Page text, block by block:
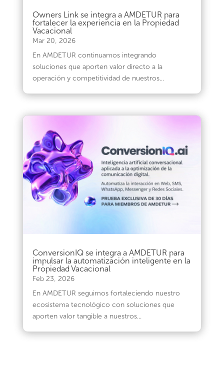
Owners Link se integra a AMDETUR para
fortalecer la experiencia en la Propiedad
Vacacional
Mar 20, 2026
En AMDETUR continuamos integrando
soluciones que aporten valor directo a la
operación y competitividad de nuestros...
ConversionIQ se integra a AMDETUR para
impulsar la automatización inteligente en la
Propiedad Vacacional
Feb 23, 2026
En AMDETUR seguimos fortaleciendo nuestro
ecosistema tecnológico con soluciones que
aporten valor tangible a nuestros...